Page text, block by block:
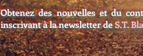
Obtenez des nouvelles et du
inscrivant à la newsletter deS.T.